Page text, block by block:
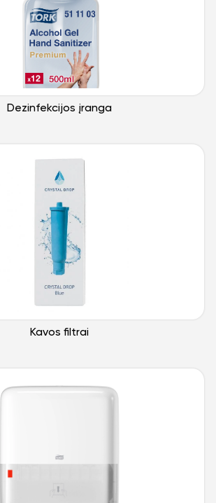
Dezinfekcijos įranga
Kavos filtrai